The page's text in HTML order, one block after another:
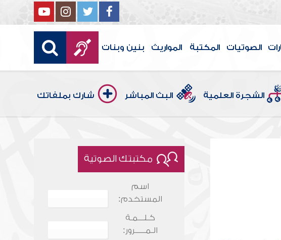
الصوتيات المكتبة المواريث بنين وبنات
الشجرة العلمية البث المباشر شارك بملفاتك
مكتبتك الصوتية
اسم
المستخدم:
كـلـــمـة
الـمـــــرور: